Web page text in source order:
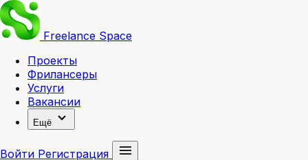
Freelance Space
Проекты
Фрилансеры
Услуги
Вакансии
Ещё expand_more
Войти Регистрация
menu